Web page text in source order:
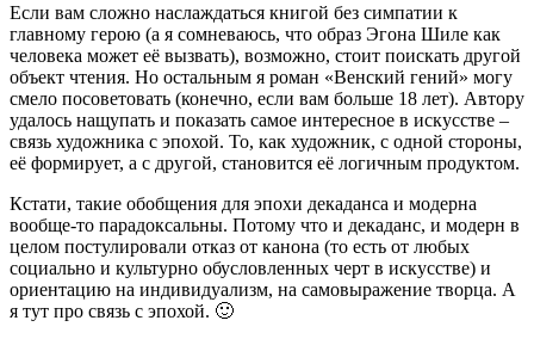
Если вам сложно наслаждаться книгой без симпатии к
главному герою (а я сомневаюсь, что образ Эгона Шиле как
человека может её вызвать), возможно, стоит поискать другой
объект чтения. Но остальным я роман «Венский гений» могу
смело посоветовать (конечно, если вам больше 18 лет). Автору
удалось нащупать и показать самое интересное в искусстве –
связь художника с эпохой. То, как художник, с одной стороны,
её формирует, а с другой, становится её логичным продуктом.
Кстати, такие обобщения для эпохи декаданса и модерна
вообще-то парадоксальны. Потому что и декаданс, и модерн в
целом постулировали отказ от канона (то есть от любых
социально и культурно обусловленных черт в искусстве) и
ориентацию на индивидуализм, на самовыражение творца. А
я тут про связь с эпохой. 🙂